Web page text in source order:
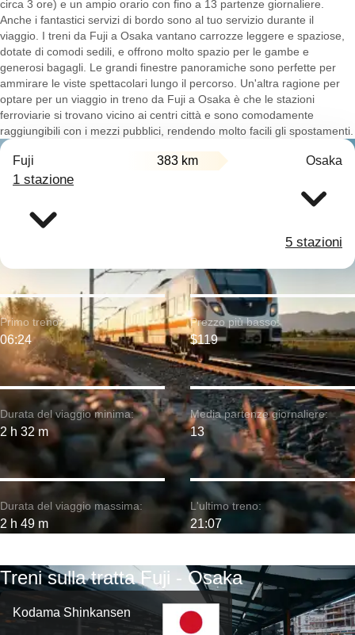
circa 3 ore) e un ampio orario con fino a 13 partenze giornaliere.
Anche i fantastici servizi di bordo sono al tuo servizio durante il
viaggio. I treni da Fuji a Osaka vantano carrozze leggere e spaziose,
dotate di comodi sedili, e offrono molto spazio per le gambe e
generosi bagagli. Le grandi finestre panoramiche sono perfette per
ammirare le viste spettacolari lungo il percorso. Un'altra ragione per
optare per un viaggio in treno da Fuji a Osaka è che le stazioni
ferroviarie si trovano vicino ai centri città e sono comodamente
raggiungibili con i mezzi pubblici, rendendo molto facili gli spostamenti.
Fuji 383 km Osaka
1 stazione
5 stazioni
Durata del viaggio minima:
2 h 32 m
Primo treno:
06:24
Durata del viaggio massima:
2 h 49 m
Prezzo più basso:
$119
Media partenze giornaliere:
13
L'ultimo treno:
21:07
Treni sulla tratta Fuji - Osaka
Kodama Shinkansen